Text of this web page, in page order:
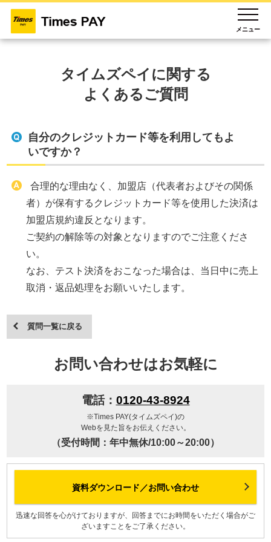
メニュー
タイムズペイに関する
よくあるご質問
自分のクレジットカード等を利用してもよ
いですか？
合理的な理由なく、加盟店（代表者およびその関係
者）が保有するクレジットカード等を使用した決済は
加盟店規約違反となります。
ご契約の解除等の対象となりますのでご注意くださ
い。
なお、テスト決済をおこなった場合は、当日中に売上
取消・返品処理をお願いいたします。
質問一覧に戻る
お問い合わせはお気軽に
電話： 0120-43-8924
※Times PAY(タイムズペイ)の
Webを見た旨をお伝えください。
（受付時間：年中無休/10:00～20:00）
資料ダウンロード／お問い合わせ
迅速な回答を心がけておりますが、回答までにお時間をいただく場合がご
ざいますことをご了承ください。